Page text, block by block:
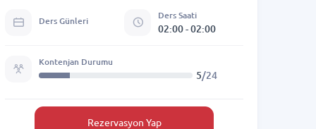
Ders Günleri
Ders Saati
02:00 - 02:00
Kontenjan Durumu
5/24
Rezervasyon Yap